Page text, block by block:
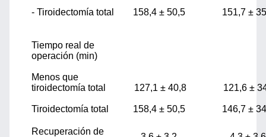
- Tiroidectomía total 158,4 ± 50,5 151,7 ±
Tiempo real de
operación (min)
Menos que
tiroidectomía total
Tiroidectomía total
127,1 ± 40,8
158,4 ± 50,5
121,6 ±
146,7 ±
Recuperación de